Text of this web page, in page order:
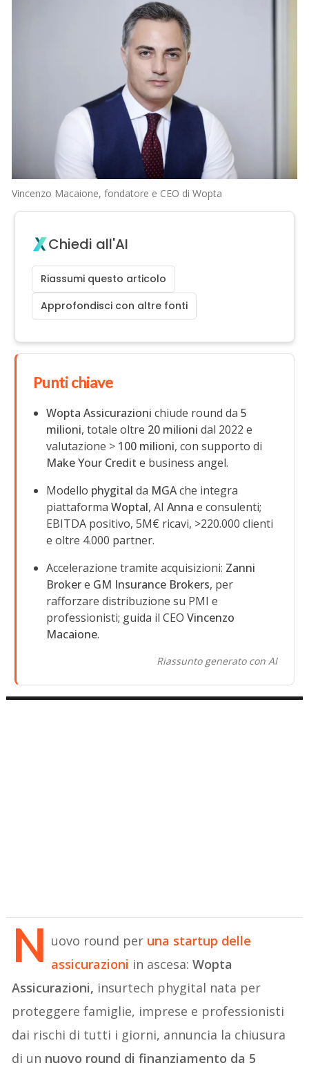
Vincenzo Macaione, fondatore e CEO di Wopta
Chiedi all'AI
Riassumi questo articolo
Approfondisci con altre fonti
Punti chiave
Wopta Assicurazioni chiude round da5
milioni, totale oltre 20 milioni dal 2022 e
valutazione > 100 milioni, con supporto di
Make Your Credit e business angel.
Modello phygital da MGAche integra
piattaformaWoptal, AIAnna e consulenti;
EBITDA positivo, 5M€ ricavi, >220.000 clienti
e oltre 4.000 partner.
Accelerazione tramite acquisizioni: Zanni
Brokere GM Insurance Brokers, per
rafforzare distribuzione su PMI e
professionisti; guida il CEOVincenzo
Macaione.
Riassunto generato con AI
N uovo round per una startup delle
assicurazioni in ascesa:Wopta
Assicurazioni, insurtech phygital nata per
proteggere famiglie, imprese e professionisti
dai rischi di tutti i giorni, annuncia la chiusura
di un nuovo round di finanziamento da 5